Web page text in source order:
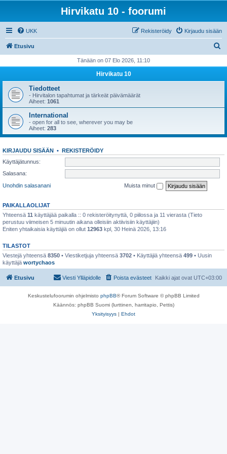
Hirvikatu 10 - foorumi
UKK Kirjaudu sisään
Rekisteröidy
Etusivu
i
Tänään on 07 Elo 2026, 11:10
Hirvikatu 10
Tiedotteet
- Hirvitalon tapahtumat ja tärkeät päivämäärät
Aiheet: 1061
International
- open for all to see, wherever you may be
Aiheet: 283
KIRJAUDU SISÄÄN • REKISTERÖIDY
Käyttäjätunnus:
Salasana:
Unohdin salasanani
Muista minut
PAIKALLAOLIJAT
Yhteensä 11 käyttäjää paikalla :: 0 rekisteröitynyttä, 0 piilossa ja 11 vierasta (Tieto
perustuu viimeisen 5 minuutin aikana olleisiin aktiivisiin käyttäjiin)
Eniten yhtaikaisia käyttäjiä on ollut 12963 kpl, 30 Heinä 2026, 13:16
TILASTOT
Viestejä yhteensä 8350 • Viestiketjuja yhteensä 3702 • Käyttäjiä yhteensä 499 • Uusin
käyttäjä wortychaos
Etusivu Kaikki ajat ovat UTC+03:00
Poista evästeet
Viesti Ylläpidolle
Keskustelufoorumin ohjelmisto phpBB® Forum Software © phpBB Limited
Käännös: phpBB Suomi (lurttinen, harritapio, Pettis)
Yksityisyys | Ehdot